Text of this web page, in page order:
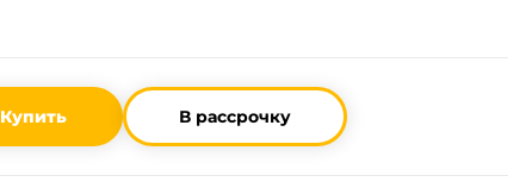
Купить В рассрочку